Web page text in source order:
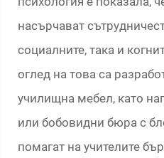
насърчават
социалните, така и
оглед на това са
училищна мебел, като
или бобовидни бюра с
помагат на учителите